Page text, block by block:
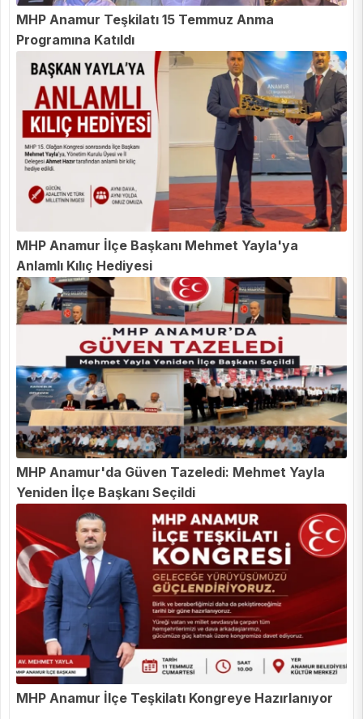
MHP Anamur Teşkilatı 15 Temmuz Anma
Programına Katıldı
MHP Anamur İlçe Başkanı Mehmet Yayla'ya
Anlamlı Kılıç Hediyesi
MHP Anamur'da Güven Tazeledi: Mehmet Yayla
Yeniden İlçe Başkanı Seçildi
MHP Anamur İlçe Teşkilatı Kongreye Hazırlanıyor